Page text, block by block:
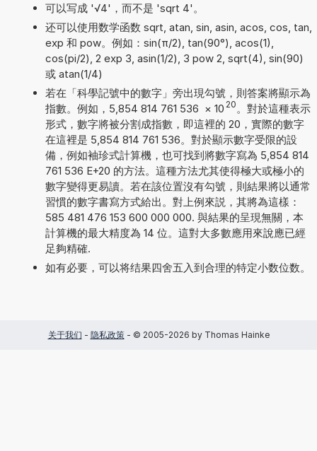
可以写成 '√4'，而不是 'sqrt 4'。
还可以使用数学函数 sqrt, atan, sin, asin, acos, cos, tan,
exp 和 pow。例如：sin(π/2), tan(90°), acos(1),
cos(pi/2), 2 exp 3, asin(1/2), 3 pow 2, sqrt(4), sin(90)
或 atan(1/4)
若在「科學記號中的數字」旁出現勾號，則答案將顯示為
指數。例如，5,854 814 761 536 × 10 20 。對於這種表示
形式，數字將被分割成指數，即這裡的 20，實際的數字
在這裡是 5,854 814 761 536。對於顯示數字受限的設
備，例如袖珍式計算機，也可找到將數字寫為 5,854 814
761 536 E+20 的方法。這種方法尤其使得極大或極小的
數字變得更易讀。若在該位置沒有勾號，則結果將以通常
習慣的數字書寫方式給出。對上例來説，其將為這樣：
585 481 476 153 600 000 000. 與結果的呈現無關，本
計算機的最大精度為 14 位。這對大多數應用來說應已經
足夠精確.
如有必要，可以将结果四舍五入到合理的特定小数位数。
关于我们 - 隐私政策- © 2005-2026 by Thomas Hainke